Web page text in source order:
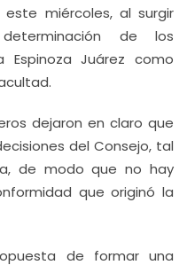
miércoles, al surgir
de los
Espinoza Juárez como
dejaron en claro que
del Consejo, tal
de modo que no hay
que originó la
de formar una